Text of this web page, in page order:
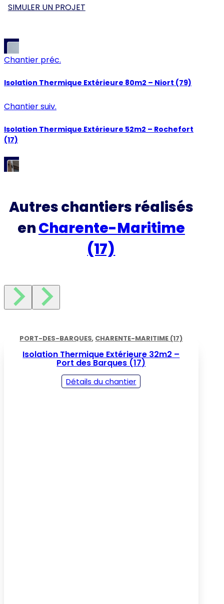
SIMULER UN PROJET
Chantier préc.
Isolation Thermique Extérieure 80m2 – Niort (79)
Chantier suiv.
Isolation Thermique Extérieure 52m2 – Rochefort
(17)
Autres chantiers réalisés
enCharente-Maritime
(17)
PORT-DES-BARQUES, CHARENTE-MARITIME (17)
Isolation Thermique Extérieure 32m2 –
Port des Barques (17)
Détails du chantier